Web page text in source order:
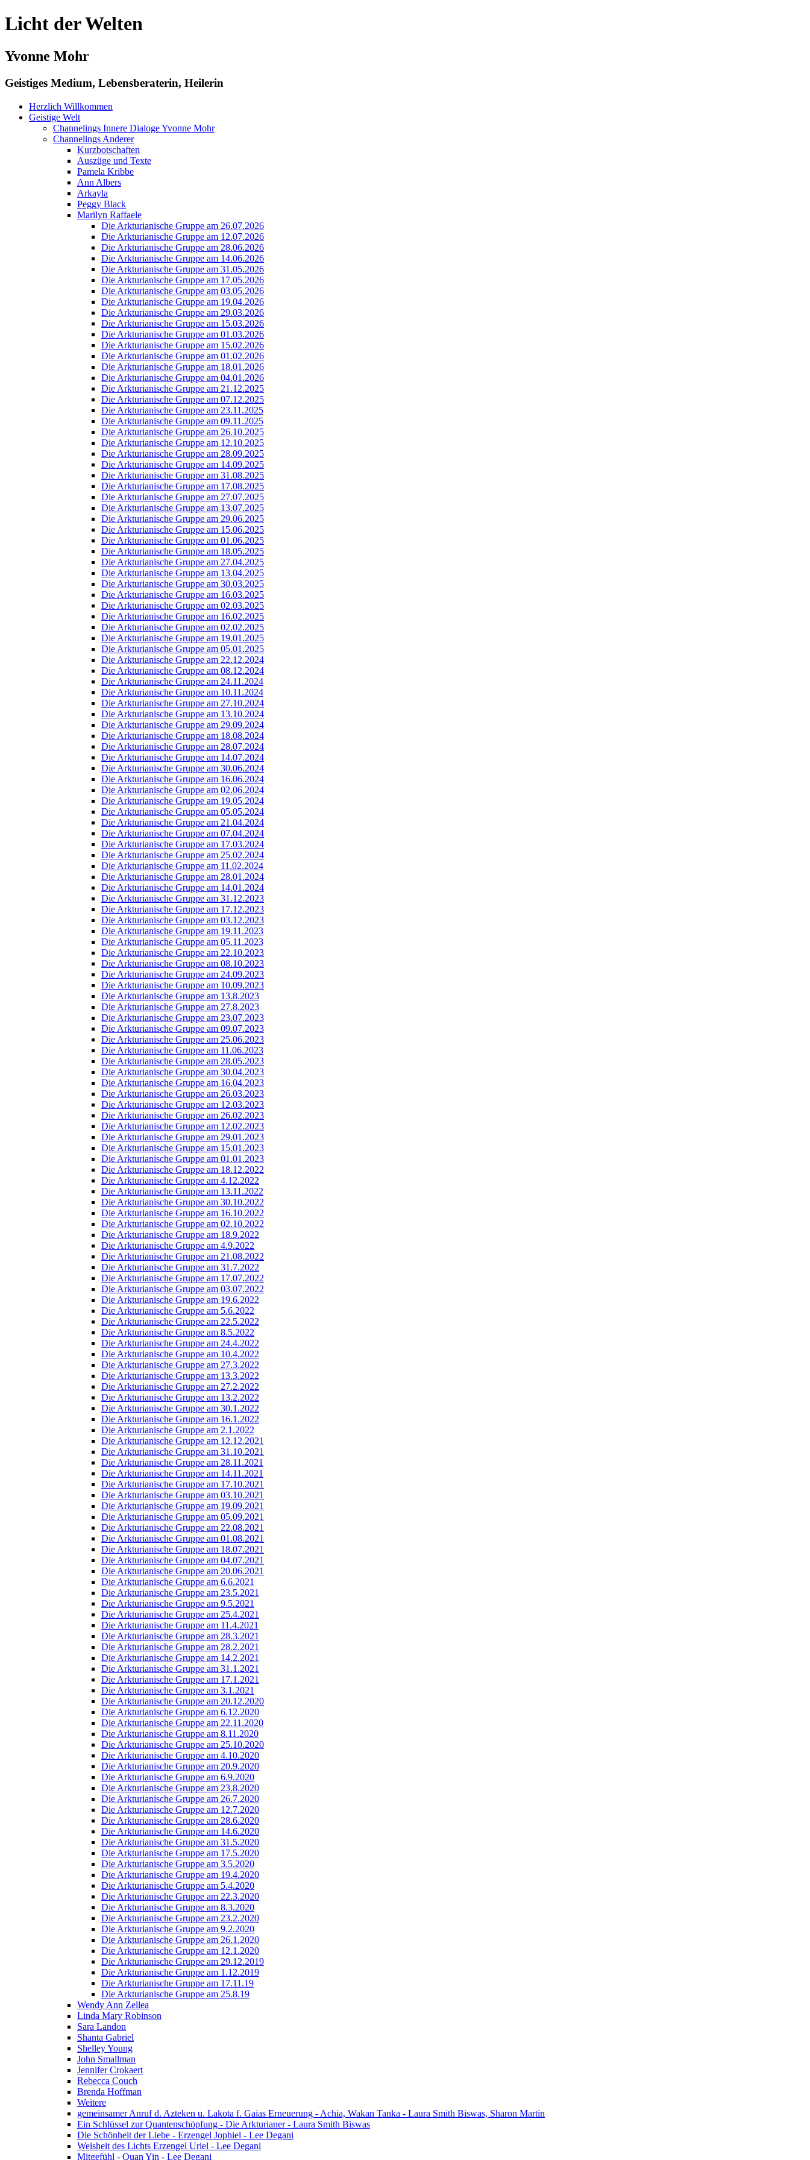
Licht der Welten
Yvonne Mohr
Geistiges Medium, Lebensberaterin, Heilerin
Herzlich Willkommen
Geistige Welt
Channelings Innere Dialoge Yvonne Mohr
Channelings Anderer
Kurzbotschaften
Auszüge und Texte
Pamela Kribbe
Ann Albers
Arkayla
Peggy Black
Marilyn Raffaele
Die Arkturianische Gruppe am 26.07.2026
Die Arkturianische Gruppe am 12.07.2026
Die Arkturianische Gruppe am 28.06.2026
Die Arkturianische Gruppe am 14.06.2026
Die Arkturianische Gruppe am 31.05.2026
Die Arkturianische Gruppe am 17.05.2026
Die Arkturianische Gruppe am 03.05.2026
Die Arkturianische Gruppe am 19.04.2026
Die Arkturianische Gruppe am 29.03.2026
Die Arkturianische Gruppe am 15.03.2026
Die Arkturianische Gruppe am 01.03.2026
Die Arkturianische Gruppe am 15.02.2026
Die Arkturianische Gruppe am 01.02.2026
Die Arkturianische Gruppe am 18.01.2026
Die Arkturianische Gruppe am 04.01.2026
Die Arkturianische Gruppe am 21.12.2025
Die Arkturianische Gruppe am 07.12.2025
Die Arkturianische Gruppe am 23.11.2025
Die Arkturianische Gruppe am 09.11.2025
Die Arkturianische Gruppe am 26.10.2025
Die Arkturianische Gruppe am 12.10.2025
Die Arkturianische Gruppe am 28.09.2025
Die Arkturianische Gruppe am 14.09.2025
Die Arkturianische Gruppe am 31.08.2025
Die Arkturianische Gruppe am 17.08.2025
Die Arkturianische Gruppe am 27.07.2025
Die Arkturianische Gruppe am 13.07.2025
Die Arkturianische Gruppe am 29.06.2025
Die Arkturianische Gruppe am 15.06.2025
Die Arkturianische Gruppe am 01.06.2025
Die Arkturianische Gruppe am 18.05.2025
Die Arkturianische Gruppe am 27.04.2025
Die Arkturianische Gruppe am 13.04.2025
Die Arkturianische Gruppe am 30.03.2025
Die Arkturianische Gruppe am 16.03.2025
Die Arkturianische Gruppe am 02.03.2025
Die Arkturianische Gruppe am 16.02.2025
Die Arkturianische Gruppe am 02.02.2025
Die Arkturianische Gruppe am 19.01.2025
Die Arkturianische Gruppe am 05.01.2025
Die Arkturianische Gruppe am 22.12.2024
Die Arkturianische Gruppe am 08.12.2024
Die Arkturianische Gruppe am 24.11.2024
Die Arkturianische Gruppe am 10.11.2024
Die Arkturianische Gruppe am 27.10.2024
Die Arkturianische Gruppe am 13.10.2024
Die Arkturianische Gruppe am 29.09.2024
Die Arkturianische Gruppe am 18.08.2024
Die Arkturianische Gruppe am 28.07.2024
Die Arkturianische Gruppe am 14.07.2024
Die Arkturianische Gruppe am 30.06.2024
Die Arkturianische Gruppe am 16.06.2024
Die Arkturianische Gruppe am 02.06.2024
Die Arkturianische Gruppe am 19.05.2024
Die Arkturianische Gruppe am 05.05.2024
Die Arkturianische Gruppe am 21.04.2024
Die Arkturianische Gruppe am 07.04.2024
Die Arkturianische Gruppe am 17.03.2024
Die Arkturianische Gruppe am 25.02.2024
Die Arkturianische Gruppe am 11.02.2024
Die Arkturianische Gruppe am 28.01.2024
Die Arkturianische Gruppe am 14.01.2024
Die Arkturianische Gruppe am 31.12.2023
Die Arkturianische Gruppe am 17.12.2023
Die Arkturianische Gruppe am 03.12.2023
Die Arkturianische Gruppe am 19.11.2023
Die Arkturianische Gruppe am 05.11.2023
Die Arkturianische Gruppe am 22.10.2023
Die Arkturianische Gruppe am 08.10.2023
Die Arkturianische Gruppe am 24.09.2023
Die Arkturianische Gruppe am 10.09.2023
Die Arkturianische Gruppe am 13.8.2023
Die Arkturianische Gruppe am 27.8.2023
Die Arkturianische Gruppe am 23.07.2023
Die Arkturianische Gruppe am 09.07.2023
Die Arkturianische Gruppe am 25.06.2023
Die Arkturianische Gruppe am 11.06.2023
Die Arkturianische Gruppe am 28.05.2023
Die Arkturianische Gruppe am 30.04.2023
Die Arkturianische Gruppe am 16.04.2023
Die Arkturianische Gruppe am 26.03.2023
Die Arkturianische Gruppe am 12.03.2023
Die Arkturianische Gruppe am 26.02.2023
Die Arkturianische Gruppe am 12.02.2023
Die Arkturianische Gruppe am 29.01.2023
Die Arkturianische Gruppe am 15.01.2023
Die Arkturianische Gruppe am 01.01.2023
Die Arkturianische Gruppe am 18.12.2022
Die Arkturianische Gruppe am 4.12.2022
Die Arkturianische Gruppe am 13.11.2022
Die Arkturianische Gruppe am 30.10.2022
Die Arkturianische Gruppe am 16.10.2022
Die Arkturianische Gruppe am 02.10.2022
Die Arkturianische Gruppe am 18.9.2022
Die Arkturianische Gruppe am 4.9.2022
Die Arkturianische Gruppe am 21.08.2022
Die Arkturianische Gruppe am 31.7.2022
Die Arkturianische Gruppe am 17.07.2022
Die Arkturianische Gruppe am 03.07.2022
Die Arkturianische Gruppe am 19.6.2022
Die Arkturianische Gruppe am 5.6.2022
Die Arkturianische Gruppe am 22.5.2022
Die Arkturianische Gruppe am 8.5.2022
Die Arkturianische Gruppe am 24.4.2022
Die Arkturianische Gruppe am 10.4.2022
Die Arkturianische Gruppe am 27.3.2022
Die Arkturianische Gruppe am 13.3.2022
Die Arkturianische Gruppe am 27.2.2022
Die Arkturianische Gruppe am 13.2.2022
Die Arkturianische Gruppe am 30.1.2022
Die Arkturianische Gruppe am 16.1.2022
Die Arkturianische Gruppe am 2.1.2022
Die Arkturianische Gruppe am 12.12.2021
Die Arkturianische Gruppe am 31.10.2021
Die Arkturianische Gruppe am 28.11.2021
Die Arkturianische Gruppe am 14.11.2021
Die Arkturianische Gruppe am 17.10.2021
Die Arkturianische Gruppe am 03.10.2021
Die Arkturianische Gruppe am 19.09.2021
Die Arkturianische Gruppe am 05.09.2021
Die Arkturianische Gruppe am 22.08.2021
Die Arkturianische Gruppe am 01.08.2021
Die Arkturianische Gruppe am 18.07.2021
Die Arkturianische Gruppe am 04.07.2021
Die Arkturianische Gruppe am 20.06.2021
Die Arkturianische Gruppe am 6.6.2021
Die Arkturianische Gruppe am 23.5.2021
Die Arkturianische Gruppe am 9.5.2021
Die Arkturianische Gruppe am 25.4.2021
Die Arkturianische Gruppe am 11.4.2021
Die Arkturianische Gruppe am 28.3.2021
Die Arkturianische Gruppe am 28.2.2021
Die Arkturianische Gruppe am 14.2.2021
Die Arkturianische Gruppe am 31.1.2021
Die Arkturianische Gruppe am 17.1.2021
Die Arkturianische Gruppe am 3.1.2021
Die Arkturianische Gruppe am 20.12.2020
Die Arkturianische Gruppe am 6.12.2020
Die Arkturianische Gruppe am 22.11.2020
Die Arkturianische Gruppe am 8.11.2020
Die Arkturianische Gruppe am 25.10.2020
Die Arkturianische Gruppe am 4.10.2020
Die Arkturianische Gruppe am 20.9.2020
Die Arkturianische Gruppe am 6.9.2020
Die Arkturianische Gruppe am 23.8.2020
Die Arkturianische Gruppe am 26.7.2020
Die Arkturianische Gruppe am 12.7.2020
Die Arkturianische Gruppe am 28.6.2020
Die Arkturianische Gruppe am 14.6.2020
Die Arkturianische Gruppe am 31.5.2020
Die Arkturianische Gruppe am 17.5.2020
Die Arkturianische Gruppe am 3.5.2020
Die Arkturianische Gruppe am 19.4.2020
Die Arkturianische Gruppe am 5.4.2020
Die Arkturianische Gruppe am 22.3.2020
Die Arkturianische Gruppe am 8.3.2020
Die Arkturianische Gruppe am 23.2.2020
Die Arkturianische Gruppe am 9.2.2020
Die Arkturianische Gruppe am 26.1.2020
Die Arkturianische Gruppe am 12.1.2020
Die Arkturianische Gruppe am 29.12.2019
Die Arkturianische Gruppe am 1.12.2019
Die Arkturianische Gruppe am 17.11.19
Die Arkturianische Gruppe am 25.8.19
Wendy Ann Zellea
Linda Mary Robinson
Sara Landon
Shanta Gabriel
Shelley Young
John Smallman
Jennifer Crokaert
Rebecca Couch
Brenda Hoffman
Weitere
gemeinsamer Anruf d. Azteken u. Lakota f. Gaias Erneuerung - Achia, Wakan Tanka - Laura Smith Biswas, Sharon Martin
Ein Schlüssel zur Quantenschöpfung - Die Arkturianer - Laura Smith Biswas
Die Schönheit der Liebe - Erzengel Jophiel - Lee Degani
Weisheit des Lichts Erzengel Uriel - Lee Degani
Mitgefühl - Quan Yin - Lee Degani